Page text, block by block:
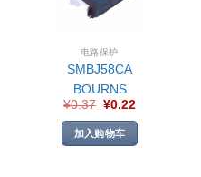
电路保护
SMBJ58CA
BOURNS
¥0.37 ¥0.22
加入购物车